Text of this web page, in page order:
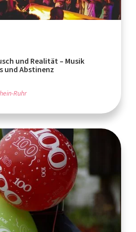
und Realität – Musik
und Abstinenz
Ruhr